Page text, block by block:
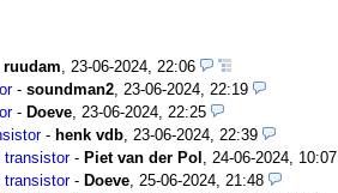
ruudam, 23-06-2024, 22:06
- soundman2, 23-06-2024, 22:19
- Doeve, 23-06-2024, 22:25
- henk vdb, 23-06-2024, 22:39
transistor- Piet van der Pol , 24-06-2024, 10:07
transistor- Doeve, 25-06-2024, 21:48